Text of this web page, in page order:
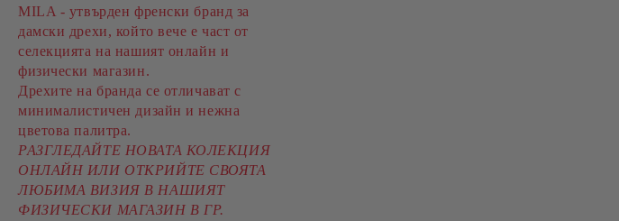
MILA - утвърден френски бранд за
дамски дрехи, който вече е част от
селекцията на нашият онлайн и
физически магазин.
Дрехите на бранда се отличават с
минималистичен дизайн и нежна
цветова палитра.
РАЗГЛЕДАЙТЕ НОВАТА КОЛЕКЦИЯ
ОНЛАЙН ИЛИ ОТКРИЙТЕ СВОЯТА
ЛЮБИМА ВИЗИЯ В НАШИЯТ
ФИЗИЧЕСКИ МАГАЗИН В ГР.